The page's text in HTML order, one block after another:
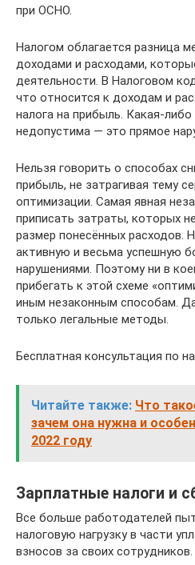
при ОСНО.
Налогом облагается разница
доходами и расходами,
деятельности. В Налоговом
что относится к доходам и
налога на прибыль. Какая-
недопустима — это прямое
Нельзя говорить о способах
прибыль, не затрагивая тему
оптимизации. Самая явная
приписать затраты, которых
размер понесённых расходов.
активную и весьма успешную
нарушениями. Поэтому ни в
прибегать к этой схеме
иным незаконным способам.
только легальные методы.
Бесплатная консультация по
Читайте также: Что
зачем она нужна и
2022 году
Зарплатные налоги и
Все больше работодателей
налоговую нагрузку в части
взносов за своих